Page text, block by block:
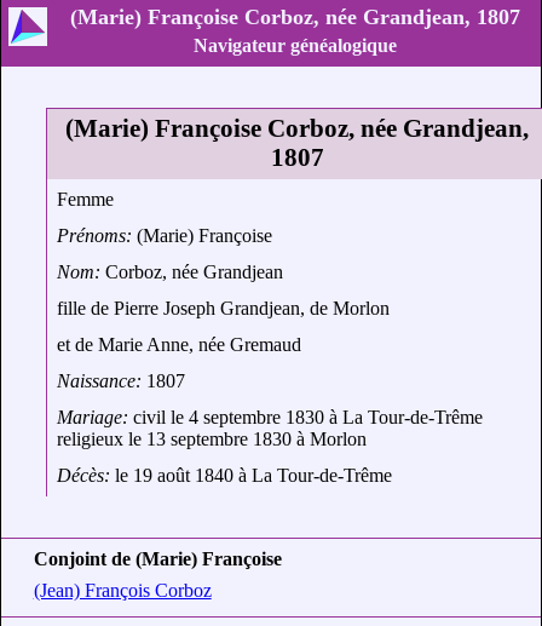
(Marie) Françoise Corboz, née Grandjean, 1807
Navigateur généalogique
(Marie) Françoise Corboz, née Grandjean,
1807
Femme
Prénoms:(Marie) Françoise
Nom:Corboz, née Grandjean
fille de Pierre Joseph Grandjean, de Morlon
et de Marie Anne, née Gremaud
Naissance: 1807
Mariage:civil le 4 septembre 1830 à La Tour-de-Trême
religieux le 13 septembre 1830 à Morlon
Décès:le 19 août 1840 à La Tour-de-Trême
Conjoint de (Marie) Françoise
(Jean) François Corboz